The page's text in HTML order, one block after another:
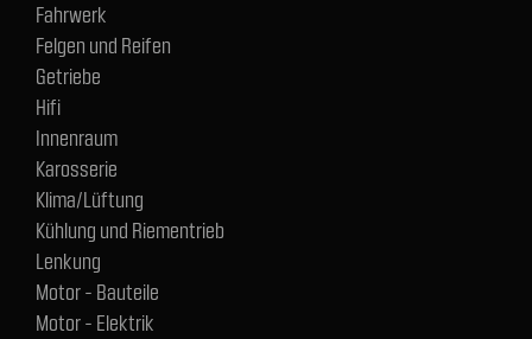
Fahrwerk
Felgen und Reifen
Getriebe
Hifi
Innenraum
Karosserie
Klima/Lüftung
Kühlung und Riementrieb
Lenkung
Motor - Bauteile
Motor - Elektrik